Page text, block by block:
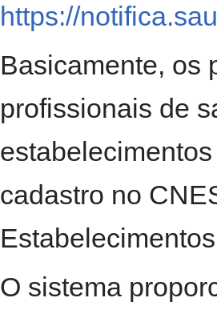
https://
Basicamente, os
profissionais de
cadastro no
O sistema